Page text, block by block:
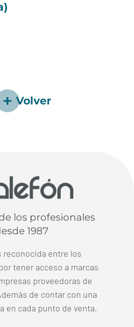
Volver
los profesionales
1987
reconocida entre los
tener acceso a marcas
proveedoras de
de contar con una
en cada punto de venta.